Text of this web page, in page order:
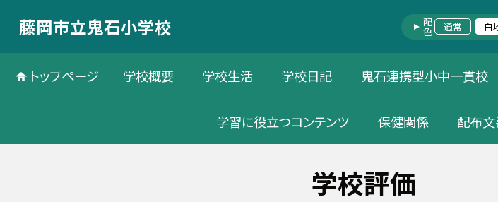
藤岡市立鬼石小学校 配色 通常 白
トップページ 学校概要 学校生活 学校日記 鬼石連携型小中一貫校
学習に役立つコンテンツ 保健関係 配布
学校評価